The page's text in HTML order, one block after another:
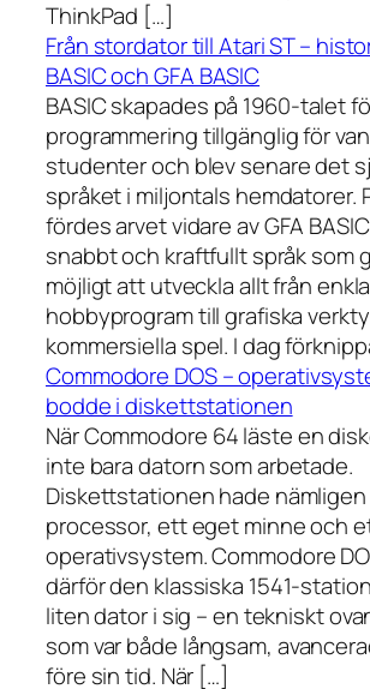
ThinkPad […]
Från stordator till Atari ST –
BASIC och GFA BASIC
BASIC skapades på 1960-talet
programmering tillgänglig för
studenter och blev senare det
språket i miljontals hemdatorer.
fördes arvet vidare av GFA
snabbt och kraftfullt språk som
möjligt att utveckla allt från enkla
hobbyprogram till grafiska
kommersiella spel. I dag
Commodore DOS –
bodde i diskettstationen
När Commodore 64 läste en
inte bara datorn som arbetade.
Diskettstationen hade
processor, ett eget minne och
operativsystem. Commodore
därför den klassiska 1541-
liten dator i sig – en tekniskt
som var både långsam,
före sin tid. När […]